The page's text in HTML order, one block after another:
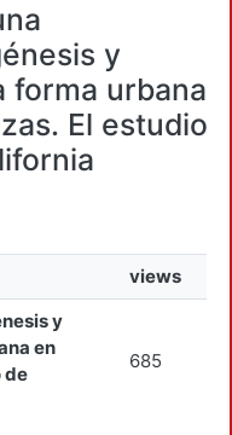
y
forma urbana
El estudio
views
y
en
de
685